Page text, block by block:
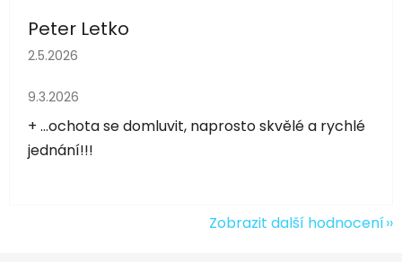
Peter Letko
Hodnocení obchodu je 5 z 5 hvězdiček.
2.5.2026
Hodnocení obchodu je 5 z 5 hvězdiček.
9.3.2026
+ ...ochota se domluvit, naprosto skvělé a rychlé
jednání!!!
Zobrazit další hodnocení